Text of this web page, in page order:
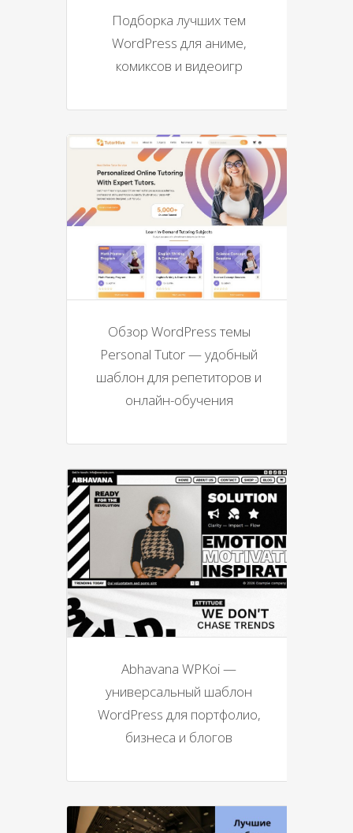
Подборка лучших тем
WordPress для аниме,
комиксов и видеоигр
Обзор WordPress темы
Personal Tutor — удобный
шаблон для репетиторов и
онлайн-обучения
Abhavana WPKoi —
универсальный шаблон
WordPress для портфолио,
бизнеса и блогов